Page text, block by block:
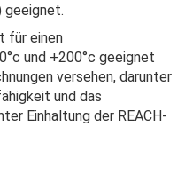
geeignet.
für einen
und +200°c geeignet
versehen, darunter
und das
Einhaltung der REACH-